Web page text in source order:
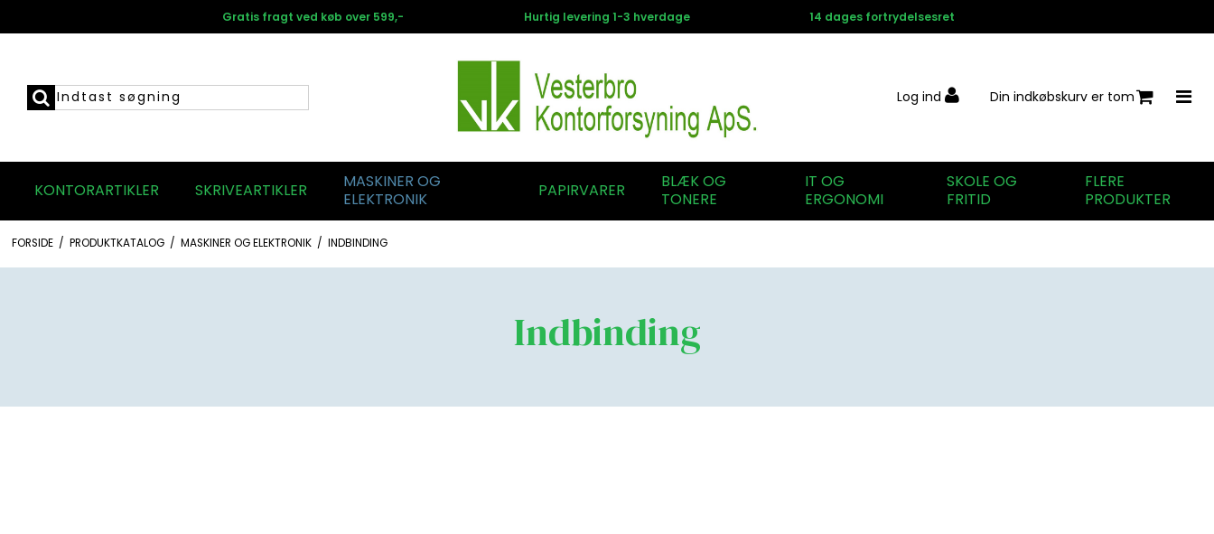
Gratis fragt ved køb over 599,- Hurtig levering 1-3 hverdage 14 dages fortrydelsesret
Log ind Din indkøbskurv er tom
KONTORARTIKLER SKRIVEARTIKLER
MASKINER OG
ELEKTRONIK
PAPIRVARER
BLÆK OG
TONERE
IT OG
ERGONOMI
SKOLE OG
FRITID
FLERE
PRODUKTER
FORSIDE / PRODUKTKATALOG / MASKINER OG ELEKTRONIK / INDBINDING
Indbinding